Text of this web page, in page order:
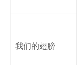
我们的翅膀